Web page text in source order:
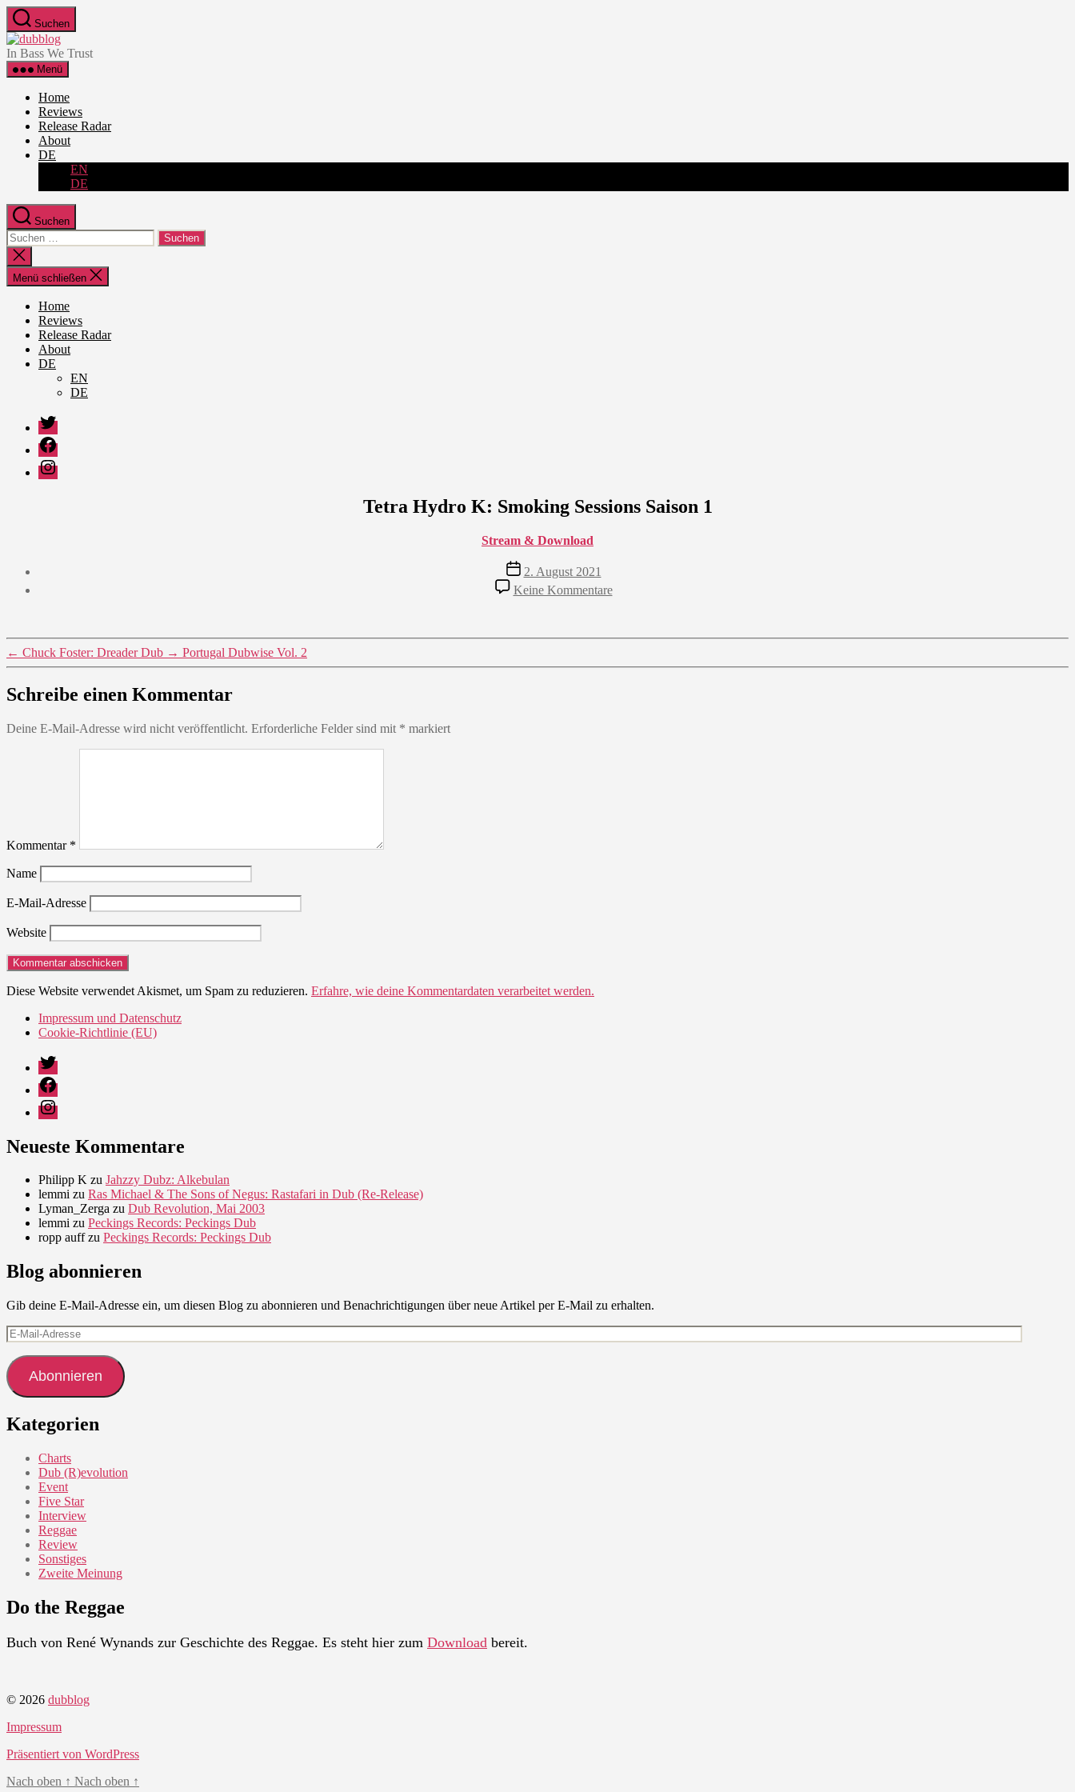
Zum
Inhalt
springen
Suchen
dubblog
In Bass We Trust
Menü
Home
Reviews
Release Radar
About
DE
EN
DE
Suchen
Suche
nach:
Suche
schließen
Menü schließen
Home
Reviews
Release Radar
About
DE
EN
DE
Twitter
Facebook
Instagram
Tetra Hydro K: Smoking Sessions Saison 1
Stream & Download
Veröffentlichungsdatum
2. August 2021
Keine Kommentarezu
Tetra
Smoking
Saison
← Chuck Foster: Dreader Dub → Portugal Dubwise Vol. 2
Schreibe einen Kommentar
Deine E-Mail-Adresse wird nicht veröffentlicht. Erforderliche Felder sind mit * markiert
Kommentar *
Name
E-Mail-Adresse
Website
Diese Website verwendet Akismet, um Spam zu reduzieren. Erfahre, wie deine Kommentardaten verarbeitet werden.
Impressum und Datenschutz
Cookie-Richtlinie (EU)
Twitter
Facebook
Instagram
Neueste Kommentare
Philipp K zu Jahzzy Dubz: Alkebulan
lemmi zu Ras Michael & The Sons of Negus: Rastafari in Dub (Re-Release)
Lyman_Zerga zu Dub Revolution, Mai 2003
lemmi zu Peckings Records: Peckings Dub
ropp auffzu Peckings Records: Peckings Dub
Blog abonnieren
Gib deine E-Mail-Adresse ein, um diesen Blog zu abonnieren und Benachrichtigungen über neue Artikel per E-Mail zu erhalten.
E-
Mail-
Adresse
Abonnieren
Kategorien
Charts
Dub (R)evolution
Event
Five Star
Interview
Reggae
Review
Sonstiges
Zweite Meinung
Do the Reggae
Buch von René Wynands zur Geschichte des Reggae. Es steht hier zum Download bereit.
© 2026 dubblog
Impressum
Präsentiert von WordPress
Nach oben ↑ Nach oben ↑